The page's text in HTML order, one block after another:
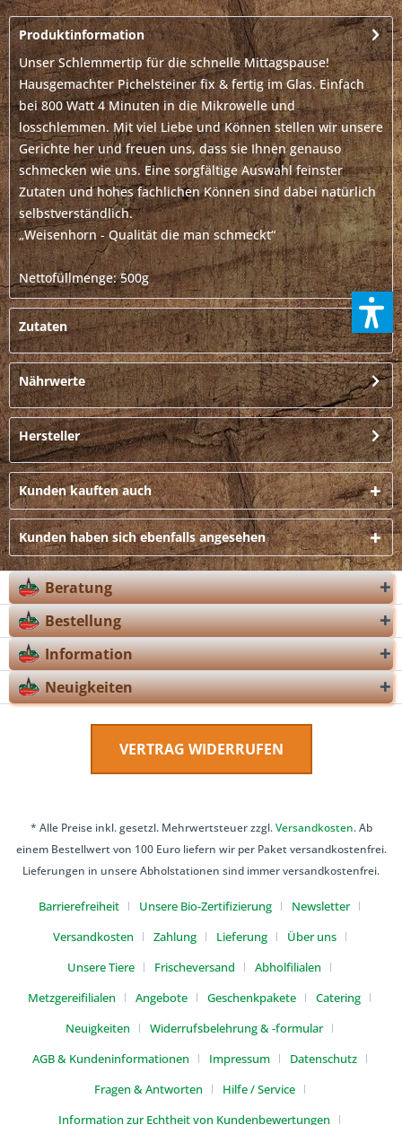
Produktinformation
Unser Schlemmertip für die schnelle Mittagspause!
Hausgemachter Pichelsteiner fix & fertig im Glas. Einfach
bei 800 Watt 4 Minuten in die Mikrowelle und
losschlemmen. Mit viel Liebe und Können stellen wir unsere
Gerichte her und freuen uns, dass sie Ihnen genauso
schmecken wie uns. Eine sorgfältige Auswahl feinster
Zutaten und hohes fachlichen Können sind dabei natürlich
selbstverständlich.
„Weisenhorn - Qualität die man schmeckt“
Nettofüllmenge: 500g
Zutaten
Nährwerte
Hersteller
Kunden kauften auch
Kunden haben sich ebenfalls angesehen
Beratung
Bestellung
Information
Neuigkeiten
VERTRAG WIDERRUFEN
* Alle Preise inkl. gesetzl. Mehrwertsteuer zzgl.Versandkosten. Ab
einem Bestellwert von 100 Euro liefern wir per Paket versandkostenfrei.
Lieferungen in unsere Abholstationen sind immer versandkostenfrei.
Barrierefreiheit Unsere Bio-Zertifizierung
Newsletter
Versandkosten
Zahlung Lieferung
Über uns
Unsere Tiere
Frischeversand
Abholfilialen
Metzgereifilialen
Angebote Geschenkpakete
Catering
Neuigkeiten
Widerrufsbelehrung & -formular
AGB & Kundeninformationen
Impressum
Datenschutz
Fragen & Antworten
Hilfe / Service
Information zur Echtheit von Kundenbewertungen